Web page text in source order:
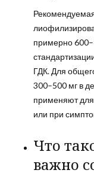
примерно
ГДК. Для
300–500 мг в
применяют
или при
Что
важно